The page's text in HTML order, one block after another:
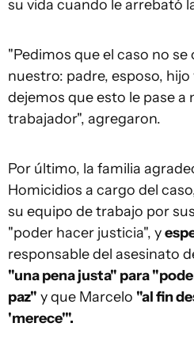
su vida cuando le arrebató
"Pedimos que el caso no se
nuestro: padre, esposo,
dejemos que esto le pase a
trabajador", agregaron.
Por último, la familia
Homicidios a cargo del
su equipo de trabajo por
"poder hacer justicia", y
responsable del asesinato
"una pena justa" para
paz" y que Marcelo "al fin
'merece'".